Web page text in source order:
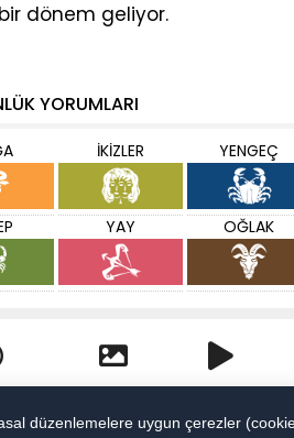
dönem geliyor.
YORUMLARI
İKİZLER YENGEÇ
YAY OĞLAK
Galeriler Video
düzenlemelere uygun çerezler